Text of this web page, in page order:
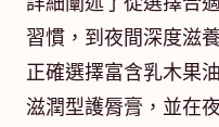
習慣，到夜間深度滋
正確選擇富含乳木果
滋潤型護脣膏，並在